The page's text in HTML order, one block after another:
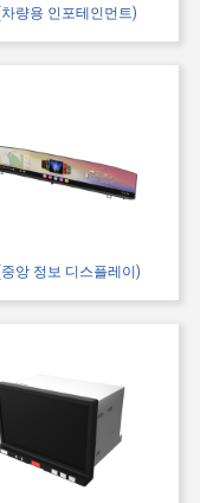
차량용 인포테인먼트)
중앙 정보 디스플레이)